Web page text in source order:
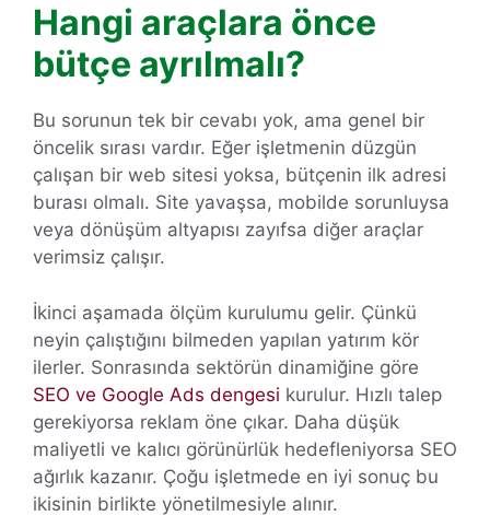
Hangi araçlara önce
bütçe ayrılmalı?
Bu sorunun tek bir cevabı yok, ama genel bir
öncelik sırası vardır. Eğer işletmenin düzgün
çalışan bir web sitesi yoksa, bütçenin ilk adresi
burası olmalı. Site yavaşsa, mobilde sorunluysa
veya dönüşüm altyapısı zayıfsa diğer araçlar
verimsiz çalışır.
İkinci aşamada ölçüm kurulumu gelir. Çünkü
neyin çalıştığını bilmeden yapılan yatırım kör
ilerler. Sonrasında sektörün dinamiğine göre
SEO ve Google Ads dengesi kurulur. Hızlı talep
gerekiyorsa reklam öne çıkar. Daha düşük
maliyetli ve kalıcı görünürlük hedefleniyorsa SEO
ağırlık kazanır. Çoğu işletmede en iyi sonuç bu
ikisinin birlikte yönetilmesiyle alınır.